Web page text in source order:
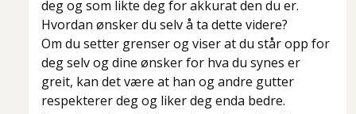
deg og som likte deg for akkurat den du er.
Hvordan ønsker du selv å ta dette videre?
Om du setter grenser og viser at du står opp for
deg selv og dine ønsker for hva du synes er
greit, kan det være at han og andre gutter
respekterer deg og liker deg enda bedre.